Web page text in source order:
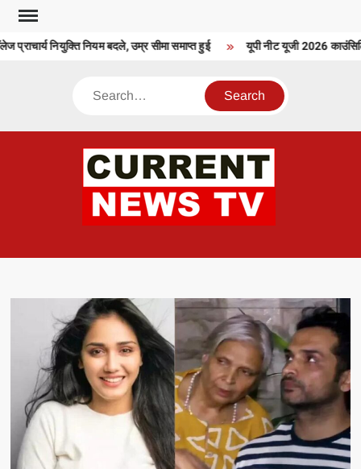
Skip
contentनियुक्ति नियम बदले, उम्र सीमा समाप्त हुई यूपी नीट यूजी 2026
Search